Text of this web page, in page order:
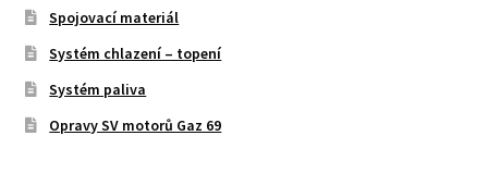
Spojovací materiál
Systém chlazení – topení
Systém paliva
Opravy SV motorů Gaz 69